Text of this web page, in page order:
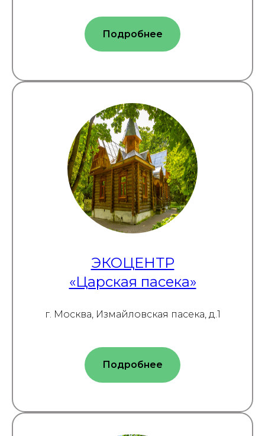
Подробнее
ЭКОЦЕНТР
«Царская пасека»
г. Москва, Измайловская пасека, д.1
Подробнее